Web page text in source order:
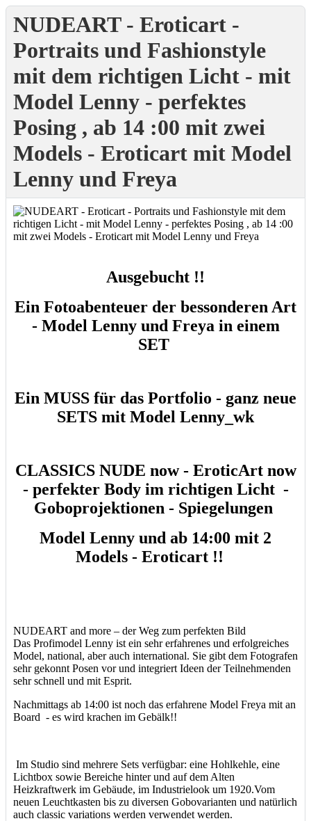
NUDEART - Eroticart -
Portraits und Fashionstyle
mit dem richtigen Licht - mit
Model Lenny - perfektes
Posing , ab 14 :00 mit zwei
Models - Eroticart mit Model
Lenny und Freya
Ausgebucht !!
Ein Fotoabenteuer der bessonderen Art
- Model Lenny und Freya in einem
SET
Ein MUSS für das Portfolio - ganz neue
SETS mit Model Lenny_wk
CLASSICS NUDE now - EroticArt now
- perfekter Body im richtigen Licht -
Goboprojektionen - Spiegelungen
Model Lenny und ab 14:00 mit 2
Models - Eroticart !!
NUDEART and more – der Weg zum perfekten Bild
Das Profimodel Lenny ist ein sehr erfahrenes und erfolgreiches
Model, national, aber auch international. Sie gibt dem Fotografen
sehr gekonnt Posen vor und integriert Ideen der Teilnehmenden
sehr schnell und mit Esprit.
Nachmittags ab 14:00 ist noch das erfahrene Model Freya mit an
Board - es wird krachen im Gebälk!!
Im Studio sind mehrere Sets verfügbar: eine Hohlkehle, eine
Lichtbox sowie Bereiche hinter und auf dem Alten
Heizkraftwerk im Gebäude, im Industrielook um 1920.Vom
neuen Leuchtkasten bis zu diversen Gobovarianten und natürlich
auch classic variations werden verwendet werden.